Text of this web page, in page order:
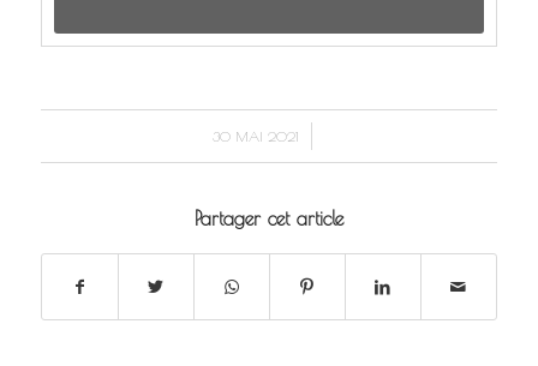
30 MAI 2021
/
Partager cet article